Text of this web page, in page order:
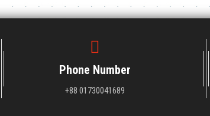
Phone Number
+88 01730041689